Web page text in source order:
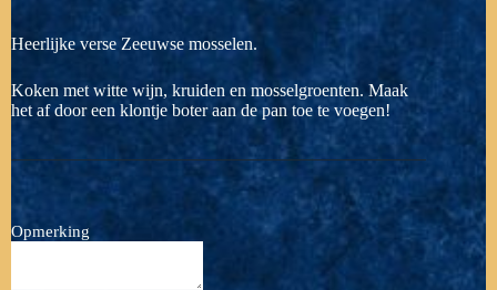
Heerlijke verse Zeeuwse mosselen.
Koken met witte wijn, kruiden en mosselgroenten. Maak
het af door een klontje boter aan de pan toe te voegen!
Opmerking